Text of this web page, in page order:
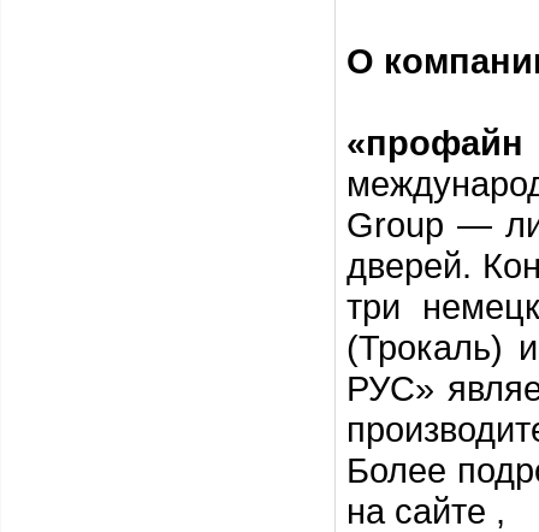
О
Group —
дверей.
три
(Трокаль)
РУС»
Более
на сайте ,